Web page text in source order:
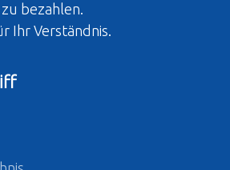
bezahlen.
Ihr Verständnis.